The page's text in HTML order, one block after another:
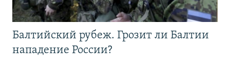
Балтийский рубеж. Грозит ли Балтии
нападение России?